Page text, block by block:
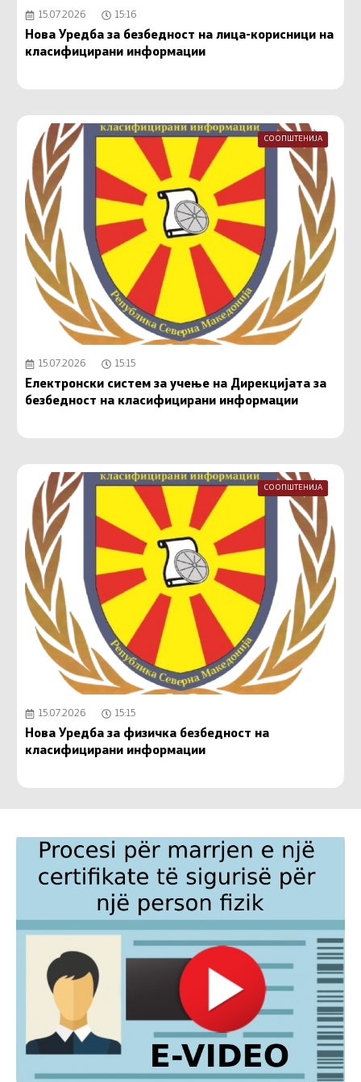
15.07.2026 15:16
Нова Уредба за безбедност на лица-корисници на
класифицирани информации
СООПШТЕНИЈА
15.07.2026 15:15
Електронски систем за учење на Дирекцијата за
безбедност на класифицирани информации
СООПШТЕНИЈА
15.07.2026 15:15
Нова Уредба за физичка безбедност на
класифицирани информации